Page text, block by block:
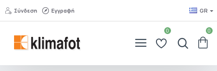
Σύνδεση Εγγραφή GR
0 0